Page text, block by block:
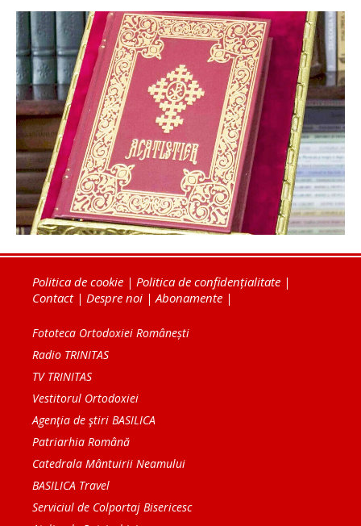
Politica de cookie | Politica de confidențialitate |
Contact| Despre noi | Abonamente |
Fototeca Ortodoxiei Românești
Radio TRINITAS
TV TRINITAS
Vestitorul Ortodoxiei
Agenţia de ştiri BASILICA
Patriarhia Română
Catedrala Mântuirii Neamului
BASILICA Travel
Serviciul de Colportaj Bisericesc